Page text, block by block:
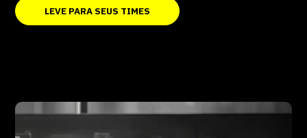
LEVE PARA SEUS TIMES